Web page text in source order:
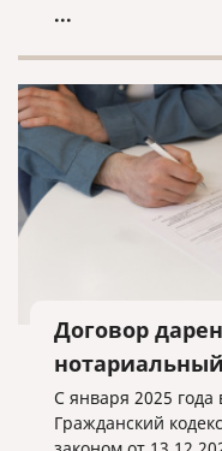
...
Договор
нотариальный
С января 2025
Гражданский